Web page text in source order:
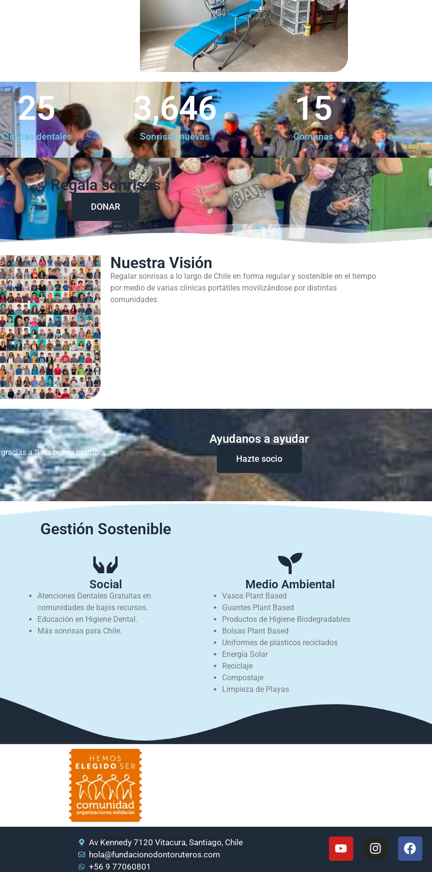
Clínicas dentales
25
Sonrisas nuevas
3,646
Comunas
15
Regala sonrisas
DONAR
Nuestra Visión
Regalar sonrisas a lo largo de Chile en forma regular y sostenible en el tiempo
por medio de varias clínicas portátiles movilizándose por distintas
comunidades.
gracias a “Una buena promo
Ayudanos a ayudar
Hazte socio
Gestión Sostenible
Social
Atenciones Dentales Gratuitas en
comunidades de bajos recursos.
Educación en Higiene Dental.
Más sonrisas para Chile.
Medio Ambiental
Vasos Plant Based
Guantes Plant Based
Productos de Higiene Biodegradables
Bolsas Plant Based
Uniformes de plásticos reciclados
Energía Solar
Reciclaje
Compostaje
Limpieza de Playas
Av Kennedy 7120 Vitacura, Santiago, Chile
hola@fundacionodontoruteros.com
+56 9 77060801